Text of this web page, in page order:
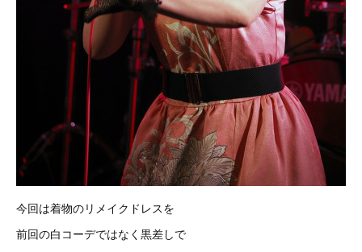
今回は着物のリメイクドレスを
前回の白コーデではなく黒差しで